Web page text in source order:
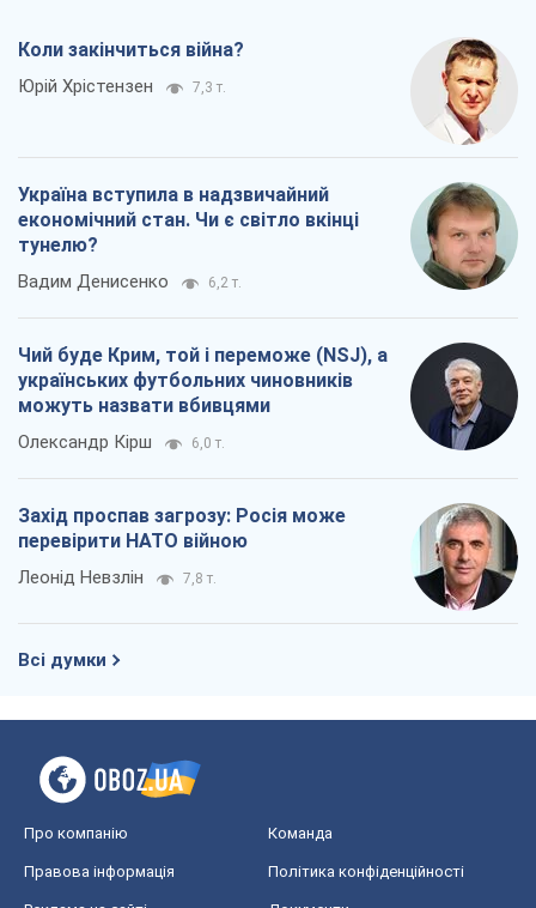
Коли закінчиться війна?
Юрій Хрістензен 7,3 т.
Україна вступила в надзвичайний
економічний стан. Чи є світло вкінці
тунелю?
Вадим Денисенко 6,2 т.
Чий буде Крим, той і переможе (NSJ), а
українських футбольних чиновників
можуть назвати вбивцями
Олександр Кірш 6,0 т.
Захід проспав загрозу: Росія може
перевірити НАТО війною
Леонід Невзлін 7,8 т.
Всі думки
Про компанію Команда
Правова інформація Політика конфіденційності